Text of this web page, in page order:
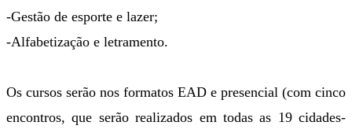
-Gestão de esporte e lazer;
-Alfabetização e letramento.
Os cursos serão nos formatos EAD e presencial (com cinco
encontros, que serão realizados em todas as 19 cidades-